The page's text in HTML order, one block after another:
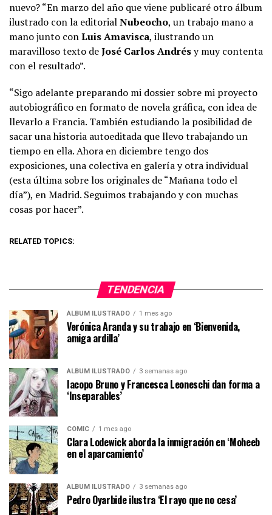
nuevo? “En marzo del año que viene publicaré otro álbum
ilustrado con la editorialNubeocho, un trabajo mano a
mano junto conLuis Amavisca, ilustrando un
maravilloso texto deJosé Carlos Andrésy muy contenta
con el resultado”.
“Sigo adelante preparando mi dossier sobre mi proyecto
autobiográfico en formato de novela gráfica, con idea de
llevarlo a Francia. También estudiando la posibilidad de
sacar una historia autoeditada que llevo trabajando un
tiempo en ella. Ahora en diciembre tengo dos
exposiciones, una colectiva en galería y otra individual
(esta última sobre los originales de “Mañana todo el
día”), en Madrid. Seguimos trabajando y con muchas
cosas por hacer”.
RELATED TOPICS:
TENDENCIA
ÁLBUM ILUSTRADO 1 mes ago
Verónica Aranda y su trabajo en ‘Bienvenida,
amiga ardilla’
ÁLBUM ILUSTRADO 3 semanas ago
Iacopo Bruno y Francesca Leoneschi dan forma a
‘Inseparables’
CÓMIC 1 mes ago
Clara Lodewick aborda la inmigración en ‘Moheeb
en el aparcamiento’
ÁLBUM ILUSTRADO 3 semanas ago
Pedro Oyarbide ilustra ‘El rayo que no cesa’